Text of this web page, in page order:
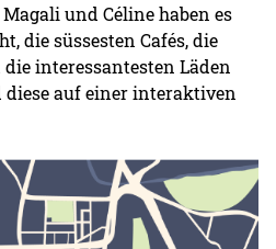
und Céline haben es
die süssesten Cafés, die
interessantesten Läden
diese auf einer interaktiven